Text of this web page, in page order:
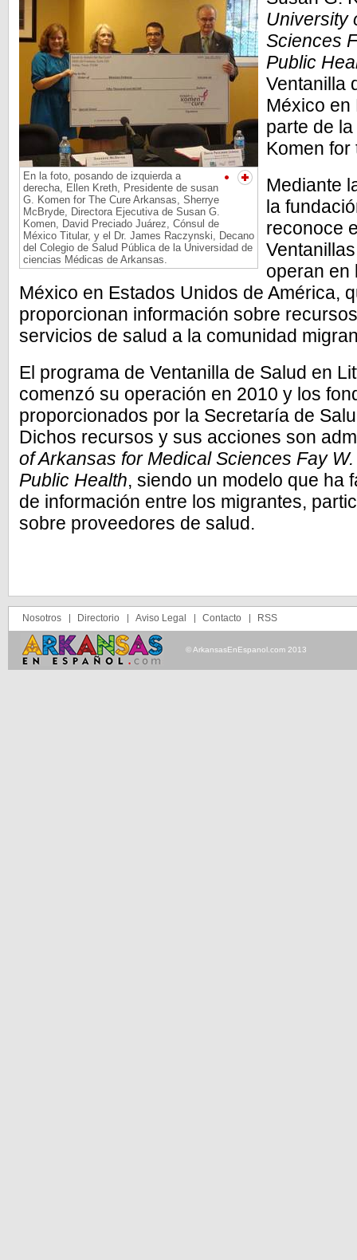
En la foto, posando de izquierda a
derecha, Ellen Kreth, Presidente de susan
G. Komen for The Cure Arkansas, Sherrye
McBryde, Directora Ejecutiva de Susan G.
Komen, David Preciado Juárez, Cónsul de
México Titular, y el Dr. James Raczynski, Decano
del Colegio de Salud Pública de la Universidad de
ciencias Médicas de Arkansas.
University
Sciences
Public
Ventanilla
México en
parte de
Komen for
Mediante
la
reconoce
operan en
México en Estados Unidos de América,
proporcionan información sobre
servicios de salud a la comunidad
El programa de Ventanilla de Salud en
comenzó su operación en 2010 y los
proporcionados por la Secretaría de
Dichos recursos y sus acciones son
of Arkansas for Medical Sciences Fay
Public Health, siendo un modelo que ha
de información entre los migrantes,
sobre proveedores de salud.
Nosotros Directorio Aviso Legal Contacto RSS
© ArkansasEnEspanol.com 2013